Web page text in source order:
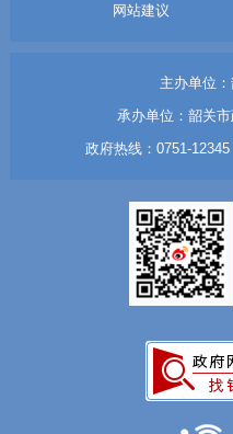
网站建议
主办单位
承办单位：韶关
政府热线：0751-